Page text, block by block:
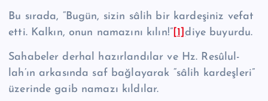
Bu sırada, “Bugün, sizin sâlih bir kardeşiniz vefat
etti. Kalkın, onun nama­zını kılın!” [1]diye buyurdu.
Sahabeler derhal hazırlandılar ve Hz. Re­sû­lul­
lah’ın arkasında saf bağlaya­rak “sâlih kardeşleri”
üzerinde gaib namazı kıldılar.